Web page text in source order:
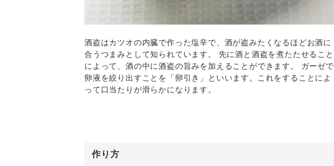
酒盗はカツオの内臓で作った塩辛で、酒が盗みたくなるほどお酒に
合うつまみとして知られています。 先に酒と酒盗を煮たたせること
によって、酒の中に酒盗の旨みを加えることができます。 ガーゼで
卵液を絞り出すことを「卵引き」といいます。これをすることによ
って口当たりが滑らかになります。
作り方